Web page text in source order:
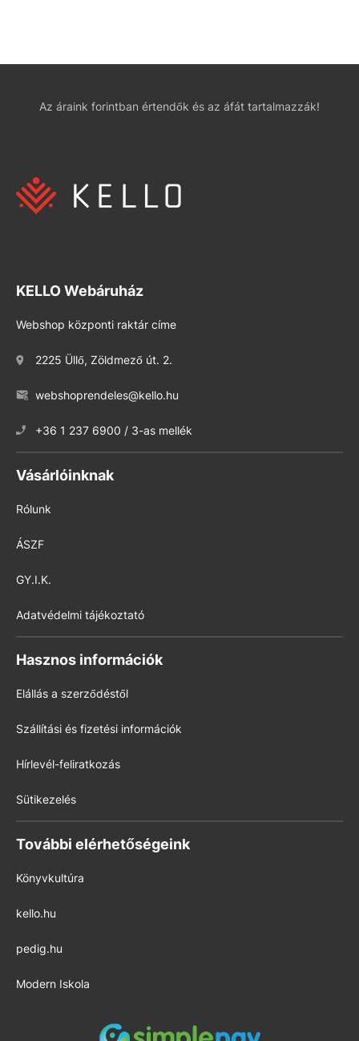
Az áraink forintban értendők és az áfát tartalmazzák!
KELLO Webáruház
Webshop központi raktár címe
2225 Üllő, Zöldmező út. 2.
webshoprendeles@kello.hu
+36 1 237 6900 / 3-as mellék
Vásárlóinknak
Rólunk
ÁSZF
GY.I.K.
Adatvédelmi tájékoztató
Hasznos információk
Elállás a szerződéstől
Szállítási és fizetési információk
Hírlevél-feliratkozás
Sütikezelés
További elérhetőségeink
Könyvkultúra
kello.hu
pedig.hu
Modern Iskola